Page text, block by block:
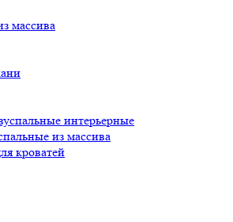
массива
интерьерные
из массива
кроватей